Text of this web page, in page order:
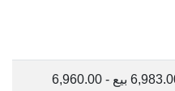
6,983.00 بيع - 6,960.00